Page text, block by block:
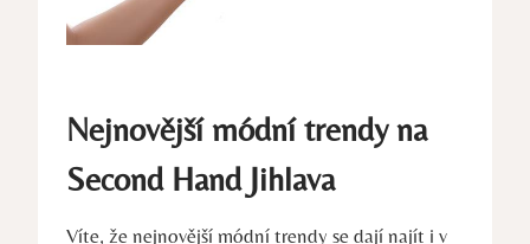
Nejnovější módní trendy na
Second Hand Jihlava
Víte, že nejnovější ​módní​ trendy se ‍dají najít ‌i v ​